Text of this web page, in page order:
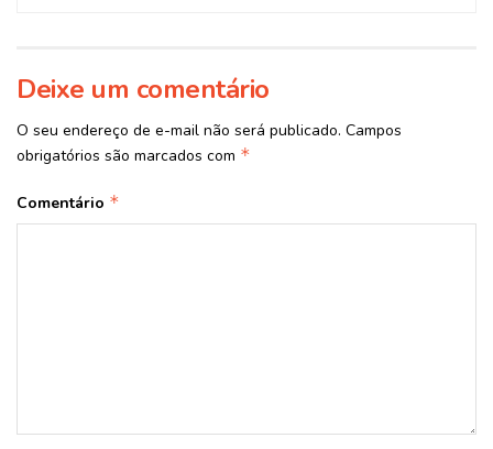
Deixe um comentário
O seu endereço de e-mail não será publicado. Campos
obrigatórios são marcados com *
Comentário *